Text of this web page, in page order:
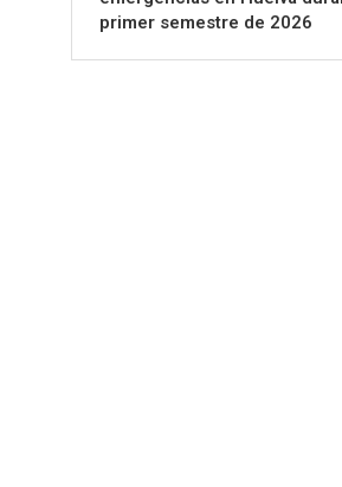
primer semestre de 2026